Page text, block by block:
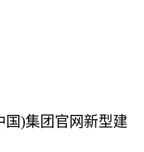
国)集团官网新型建